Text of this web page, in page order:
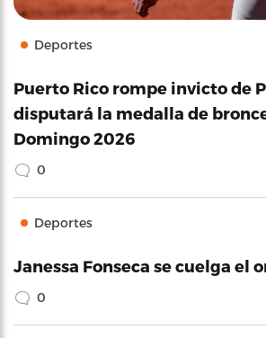
Deportes
Puerto Rico rompe invicto de
disputará la medalla de
Domingo 2026
0
Deportes
Janessa Fonseca se cuelga el
0